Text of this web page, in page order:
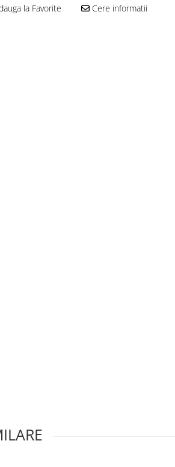
la Favorite Cere informatii